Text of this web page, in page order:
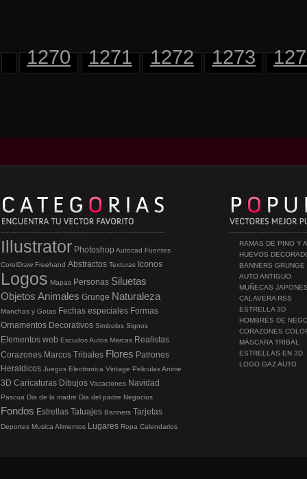
1270 1271 1272 1273
RAMAS DE PINO Y
HUEVOS
BANNERS GRUNGE
AUTO ANTIGUO
MUÑECAS
CALAVERA RSS
ESTRELLA 3D
HOMBRES DE
CORAZONES
MÁSCARA TRIBAL
ESTRELLAS EN 3D
LOGO GAZ AUTO
Illustrator Photoshop Autocad Fuentes
CorelDraw Freehand Abstractos Texturas Iconos
Logos Mapas Personas Siluetas
Objetos Animales Grunge Naturaleza
Manchas y Gotas Fechas especiales Formas
Ornamentos Decorativos Simbolos Signos
Elementos web EscudosAutos Marcas Realistas
Corazones Marcos Tribales Flores Patrones
Heraldicos Juegos Electronica Vintage PeliculasAnime
3D Caricaturas Dibujos Vacaciones Navidad
Pascua Dia de la madre Dia del padre Negocios
Fondos Estrellas Tatuajes Banners Tarjetas
Deportes Musica Alimentos Lugares Ropa Calendarios